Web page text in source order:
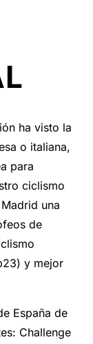
ha visto la
o italiana,
para
ciclismo
una
de
y mejor
España de
Challenge